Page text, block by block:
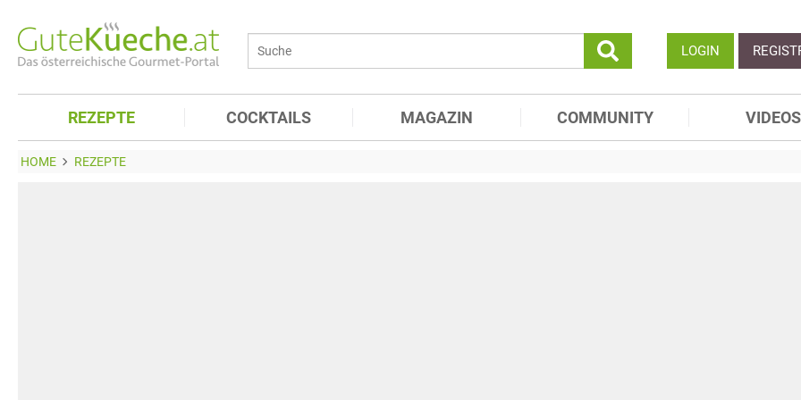
LOGIN
REZEPTE COCKTAILS MAGAZIN COMMUNITY VIDEOS
HOME REZEPTE